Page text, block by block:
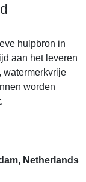
hulpbron in
aan het leveren
watermerkvrije
worden
Netherlands